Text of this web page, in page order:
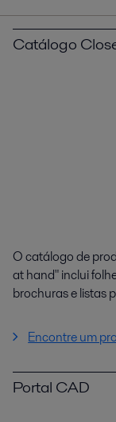
Catálogo
O catálogo de
at hand" inclui
brochuras e listas
Encontre um
Portal CAD